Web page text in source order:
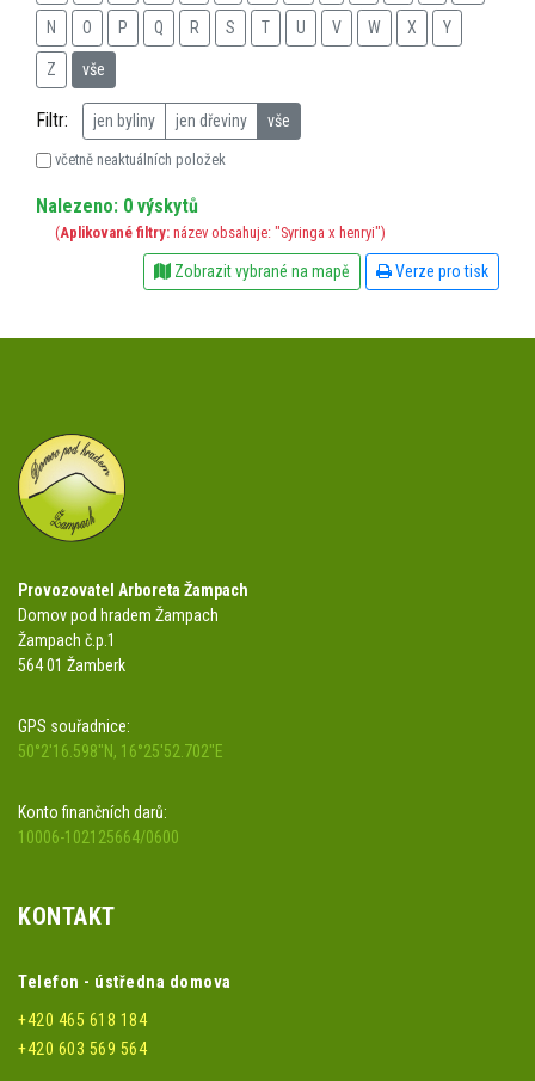
N O P Q R S T U V W X Y
Z vše
Filtr: jen byliny jen dřeviny vše
včetně neaktuálních položek
Nalezeno: 0 výskytů
(Aplikované filtry: název obsahuje: "Syringa x henryi")
Zobrazit vybrané na mapě Verze pro tisk
Provozovatel Arboreta Žampach
Domov pod hradem Žampach
Žampach č.p.1
564 01 Žamberk
GPS souřadnice:
50°2'16.598"N, 16°25'52.702"E
Konto finančních darů:
10006-102125664/0600
KONTAKT
Telefon - ústředna domova
+420 465 618 184
+420 603 569 564